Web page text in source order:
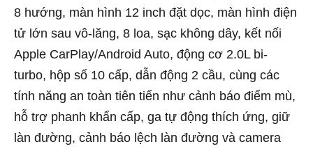
8 hướng, màn hình 12 inch đặt dọc, màn hình điện
tử lớn sau vô-lăng, 8 loa, sạc không dây, kết nối
Apple CarPlay/Android Auto, động cơ 2.0L bi-
turbo, hộp số 10 cấp, dẫn động 2 cầu, cùng các
tính năng an toàn tiên tiến như cảnh báo điểm mù,
hỗ trợ phanh khẩn cấp, ga tự động thích ứng, giữ
làn đường, cảnh báo lệch làn đường và camera